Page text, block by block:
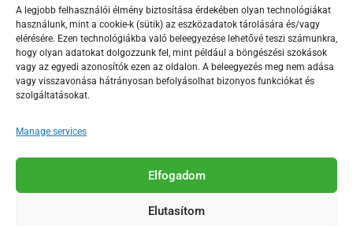
A legjobb felhasználói élmény biztosítása érdekében olyan technológiákat
használunk, mint a cookie-k (sütik) az eszközadatok tárolására és/vagy
elérésére. Ezen technológiákba való beleegyezése lehetővé teszi számunkra,
hogy olyan adatokat dolgozzunk fel, mint például a böngészési szokások
vagy az egyedi azonosítók ezen az oldalon. A beleegyezés meg nem adása
vagy visszavonása hátrányosan befolyásolhat bizonyos funkciókat és
szolgáltatásokat.
Manage services
Elfogadom
Elutasítom
F
a
c
e
o
o
-
Y
o
u
t
b
e
s
T
i
k
Az Érd Média médiaszolgáltatási tevékenységét a
Médiatanács a Magyar Média Mecenatúra program